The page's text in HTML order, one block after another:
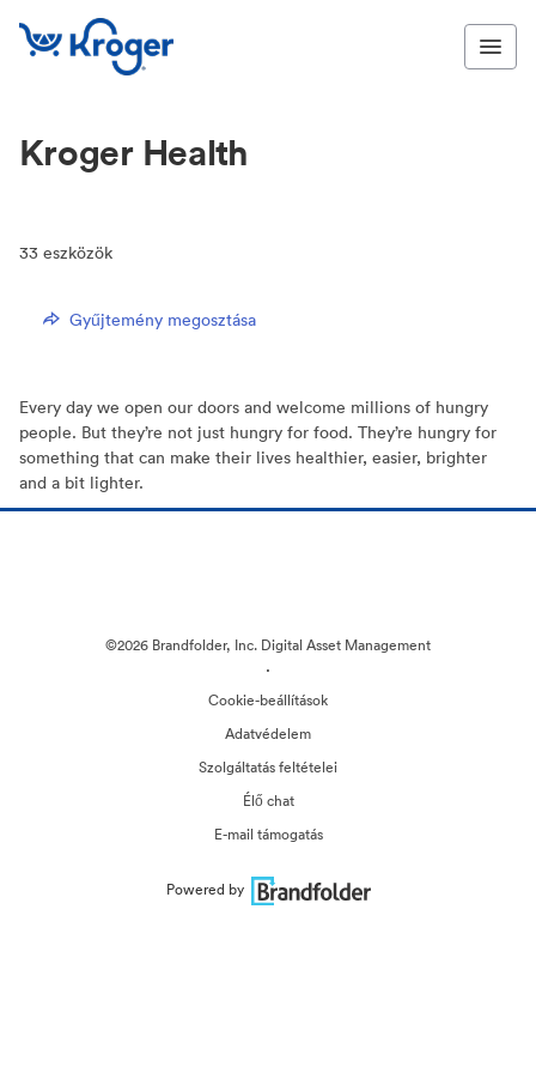
Kroger Health
33 eszközök
Gyűjtemény megosztása
Every day we open our doors and welcome millions of hungry
people. But they’re not just hungry for food. They’re hungry for
something that can make their lives healthier, easier, brighter
and a bit lighter.
©2026 Brandfolder, Inc. Digital Asset Management
·
Cookie-beállítások
Adatvédelem
Szolgáltatás feltételei
Élő chat
E-mail támogatás
Powered by